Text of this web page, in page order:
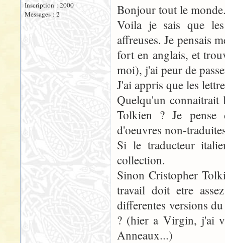
Inscription : 2000
Messages : 2
Bonjour tout le
Voila je sais que
affreuses. Je pensais
fort en anglais, et
moi), j'ai peur de
J'ai appris que les
Quelqu'un connaitrait
Tolkien ? Je pense
d'oeuvres non-
Si le traducteur
collection.
Sinon Cristopher
travail doit etre
differentes versions
? (hier a Virgin, j'ai
Anneaux...)